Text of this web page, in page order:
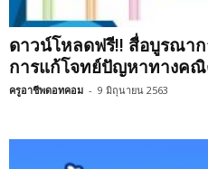
ดาวน์โหลดฟรี!! สื่อบูรณา
การแก้โจทย์ปัญหาทางคณิ
ครูอาชีพดอทคอม - 9 มิถุนายน 2563